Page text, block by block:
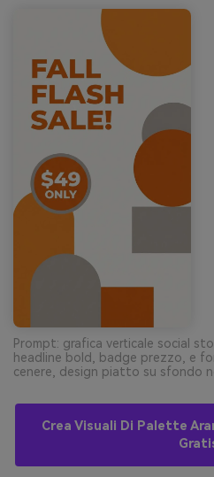
Prompt: grafica verticale social
headline bold, badge prezzo, e
cenere, design piatto su sfondo
Crea Visuali Di Palette